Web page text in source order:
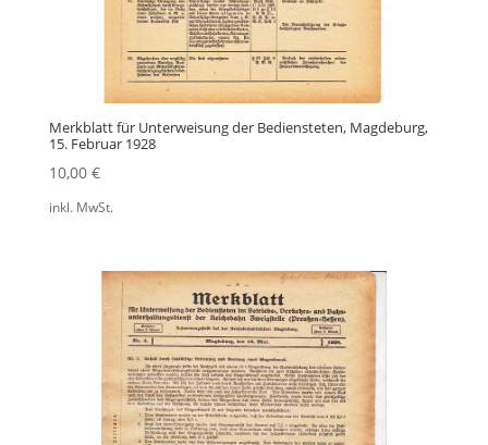
Merkblatt für Unterweisung der Bediensteten, Magdeburg,
15. Februar 1928
10,00 €
inkl. MwSt.